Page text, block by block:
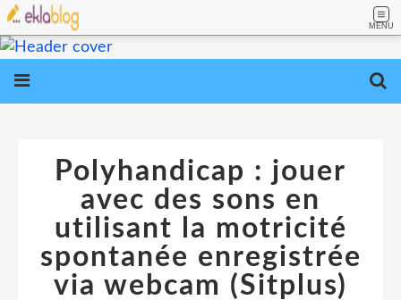
MENU
Polyhandicap : jouer
avec des sons en
utilisant la motricité
spontanée enregistrée
via webcam (Sitplus)